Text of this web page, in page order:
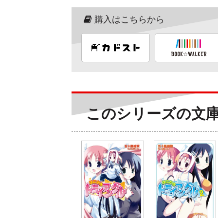
購入はこちらから
このシリーズの文